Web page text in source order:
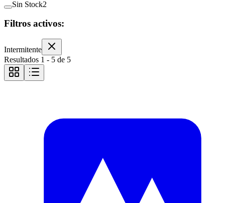
Sin Stock2
Filtros activos:
Intermitente
Resultados 1 - 5 de 5